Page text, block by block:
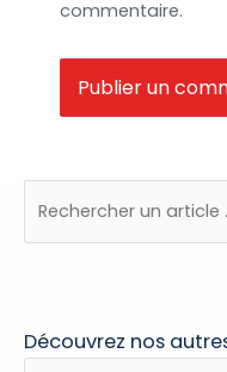
commentaire.
Découvrez nos